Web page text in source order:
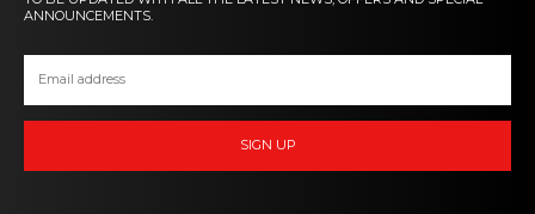
ANNOUNCEMENTS.
SIGN UP